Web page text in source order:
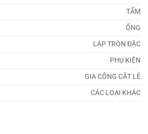
TẤM
ỐNG
LÁP TRÒN ĐẶC
PHỤ KIỆN
GIA CÔNG CẮT LẺ
CÁC LOẠI KHÁC